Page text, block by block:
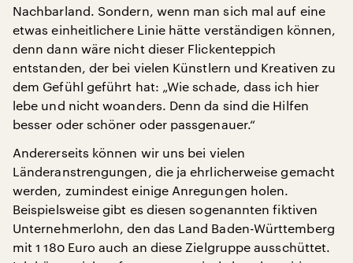
Nachbarland. Sondern, wenn man sich mal auf eine
etwas einheitlichere Linie hätte verständigen können,
denn dann wäre nicht dieser Flickenteppich
entstanden, der bei vielen Künstlern und Kreativen zu
dem Gefühl geführt hat: „Wie schade, dass ich hier
lebe und nicht woanders. Denn da sind die Hilfen
besser oder schöner oder passgenauer.“
Andererseits können wir uns bei vielen
Länderanstrengungen, die ja ehrlicherweise gemacht
werden, zumindest einige Anregungen holen.
Beispielsweise gibt es diesen sogenannten fiktiven
Unternehmerlohn, den das Land Baden-Württemberg
mit 1 180 Euro auch an diese Zielgruppe ausschüttet.